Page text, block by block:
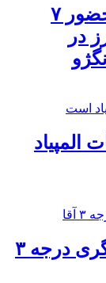
۲ مدال برنز نتیجه حضور ۷
در
المپیاد
کلاس تئوری مربی گری درجه ۳